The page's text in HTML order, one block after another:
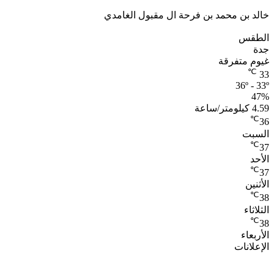
خالد بن محمد بن فرحة ال مقبول الغامدي
الطقس
جدة
غيوم متفرقة
33
℃
36º - 33º
47%
4.59 كيلومتر/ساعة
36
℃
السبت
37
℃
الأحد
37
℃
الأثنين
38
℃
الثلاثاء
38
℃
الأربعاء
الإعلانات